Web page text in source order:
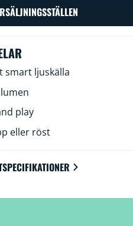
Allt kan styras
appen, WiZ-fjärrkontrollen
smart ljuskälla
play
eller röst